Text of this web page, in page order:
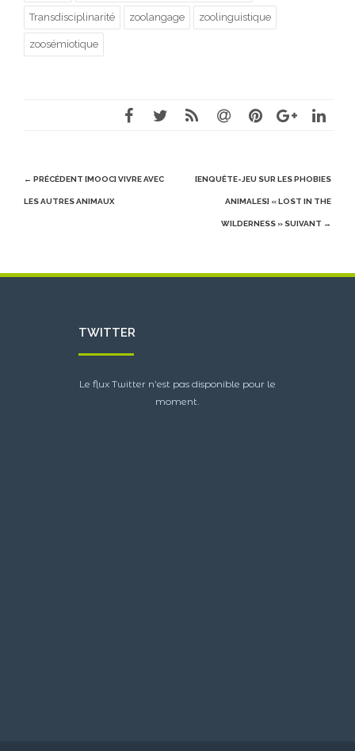
Transdisciplinarité zoolangage zoolinguistique
zoosémiotique
Post
navigation
← PRÉCÉDENT [MOOC] VIVRE AVEC
LES AUTRES ANIMAUX
[ENQUÊTE-JEU SUR LES PHOBIES
ANIMALES] « LOST IN THE
WILDERNESS » SUIVANT →
TWITTER
Le flux Twitter n’est pas disponible pour le
moment.